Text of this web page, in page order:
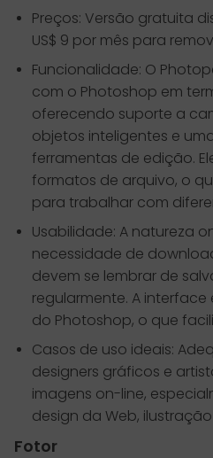
Preços: Versão gratuita
US$ 9 por mês para
Funcionalidade: O
com o Photoshop em
oferecendo suporte a
objetos inteligentes e
ferramentas de edição.
formatos de arquivo, o
para trabalhar com
Usabilidade: A natureza
necessidade de
devem se lembrar de
regularmente. A interface
do Photoshop, o que
Casos de uso ideais:
designers gráficos e
imagens on-line,
design da Web,
Fotor